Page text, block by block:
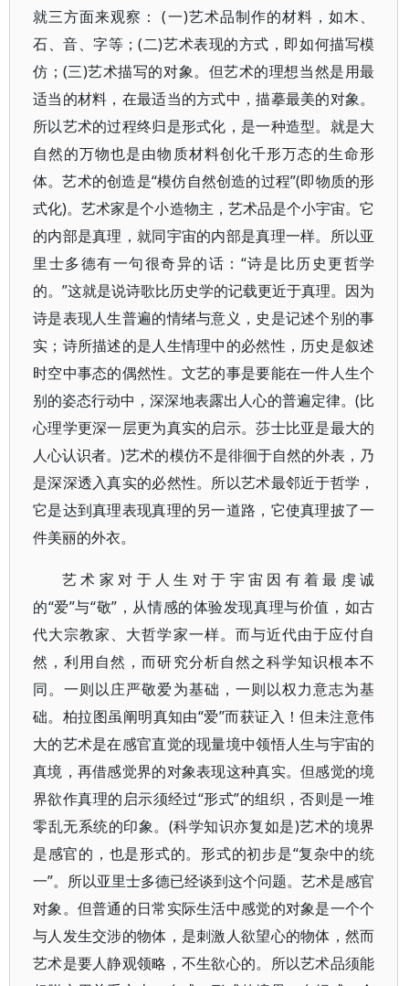
就三方面来观察： (一)艺术品制作的材料，如木、
石、音、字等；(二)艺术表现的方式，即如何描写模
仿；(三)艺术描写的对象。但艺术的理想当然是用最
适当的材料，在最适当的方式中，描摹最美的对象。
所以艺术的过程终归是形式化，是一种造型。就是大
自然的万物也是由物质材料创化千形万态的生命形
体。艺术的创造是“模仿自然创造的过程”(即物质的形
式化)。艺术家是个小造物主，艺术品是个小宇宙。它
的内部是真理，就同宇宙的内部是真理一样。所以亚
里士多德有一句很奇异的话：“诗是比历史更哲学
的。”这就是说诗歌比历史学的记载更近于真理。因为
诗是表现人生普遍的情绪与意义，史是记述个别的事
实；诗所描述的是人生情理中的必然性，历史是叙述
时空中事态的偶然性。文艺的事是要能在一件人生个
别的姿态行动中，深深地表露出人心的普遍定律。(比
心理学更深一层更为真实的启示。莎士比亚是最大的
人心认识者。)艺术的模仿不是徘徊于自然的外表，乃
是深深透入真实的必然性。所以艺术最邻近于哲学，
它是达到真理表现真理的另一道路，它使真理披了一
件美丽的外衣。
艺术家对于人生对于宇宙因有着最虔诚
的“爱”与“敬”，从情感的体验发现真理与价值，如古
代大宗教家、大哲学家一样。而与近代由于应付自
然，利用自然，而研究分析自然之科学知识根本不
同。一则以庄严敬爱为基础，一则以权力意志为基
础。柏拉图虽阐明真知由“爱”而获证入！但未注意伟
大的艺术是在感官直觉的现量境中领悟人生与宇宙的
真境，再借感觉界的对象表现这种真实。但感觉的境
界欲作真理的启示须经过“形式”的组织，否则是一堆
零乱无系统的印象。(科学知识亦复如是)艺术的境界
是感官的，也是形式的。形式的初步是“复杂中的统
一”。所以亚里士多德已经谈到这个问题。艺术是感官
对象。但普通的日常实际生活中感觉的对象是一个个
与人发生交涉的物体，是刺激人欲望心的物体，然而
艺术是要人静观领略，不生欲心的。所以艺术品须能